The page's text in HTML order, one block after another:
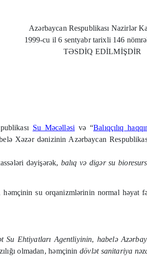
Azərbaycan Respublikası Nazirlər
1999-cu il 6 sentyabr tarixli 146
TƏSDİQ EDİLMİŞDİR
Su Məcəlləsi və “Balıqçılıq
Xəzər dənizinin Azərbaycan
dəyişərək, balıq və digər su
həmçinin su orqanizmlərinin normal həyat
Su Ehtiyatları Agentliyinin, habelə
olmadan, həmçinindövlət sanitariya